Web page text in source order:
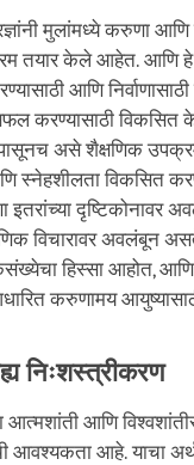
मुलांमध्ये करुणा
तयार केले आहेत. आणि
आणि
करण्यासाठी
असे शैक्षणिक
स्नेहशीलता विकसित
इतरांच्या दृष्टिकोनावर
विचारावर अवलंबून
हिस्सा आहोत,
करुणामय
निःशस्त्रीकरण
आत्मशांती आणि
आवश्यकता आहे. याचा